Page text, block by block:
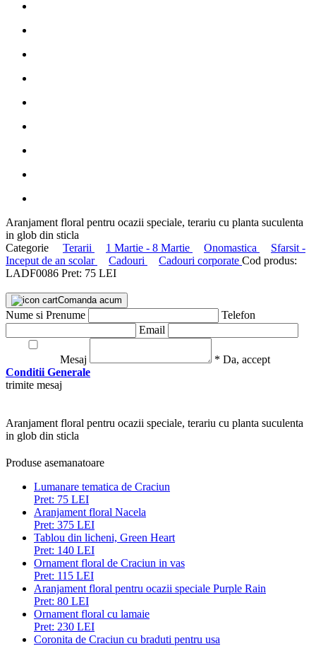
Aranjament floral pentru ocazii speciale, terariu cu planta suculenta
in glob din sticla
Categorie
Terarii 1 Martie - 8 Martie Onomastica
Sfarsit -
Inceput de an scolar
Cadouri Cadouri corporate Cod produs:
LADF0086 Pret: 75 LEI
Comanda acum
Nume si Prenume
Telefon
Email
Mesaj
* Da, accept
Conditii Generale
trimite mesaj
Aranjament floral pentru ocazii speciale, terariu cu planta suculenta
in glob din sticla
Produse asemanatoare
Lumanare tematica de Craciun
Pret: 75 LEI
Aranjament floral Nacela
Pret: 375 LEI
Tablou din licheni, Green Heart
Pret: 140 LEI
Ornament floral de Craciun in vas
Pret: 115 LEI
Aranjament floral pentru ocazii speciale Purple Rain
Pret: 80 LEI
Ornament floral cu lamaie
Pret: 230 LEI
Coronita de Craciun cu braduti pentru usa